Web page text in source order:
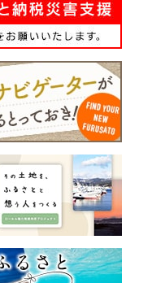
出雲市では、出雲市の発展
を願う郷土出身の方々や、
出雲市に心を寄せていただ
く全国のみなさまから、広
く寄附を募っています。
いただいたご寄附は「日本
の心のふるさと出雲応援基
金」に積み立て、次年度以
づき、出雲の観光や産業、
福祉、教育、環境など幅広
い分野の事業に活用させて
いただきます。
このふるさと寄附をきっか
けに、全国のみなさまとた
くさんのご縁を結びたいと
【テーラー神谷】 オーダ
ー洋服御誂え券
参考寄附額:
1,000,000
管理番号:
中部地方
愛知県 名古屋市